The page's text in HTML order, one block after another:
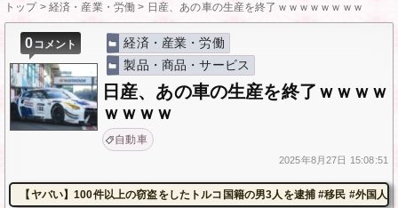
トップ> 経済・産業・労働 > 日産、あの車の生産を終了ｗｗｗｗｗｗｗｗ
0コメント
経済・産業・労働
製品・商品・サービス
日産、あの車の生産を終了ｗｗｗｗ
ｗｗｗｗ
自動車
2025年8月27日 15:08:51
【ヤバい】100件以上の窃盗をしたトルコ国籍の男3人を逮捕 #移民 #外国人